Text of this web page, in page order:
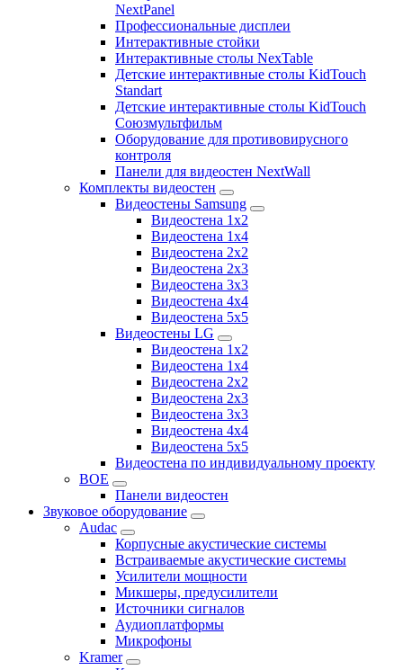
NextPanel
Профессиональные дисплеи
Интерактивные стойки
Интерактивные столы NexTable
Детские интерактивные столы KidTouch
Standart
Детские интерактивные столы KidTouch
Союзмультфильм
Оборудование для противовирусного
контроля
Панели для видеостен NextWall
Комплекты видеостен
Видеостены Samsung
Видеостена 1x2
Видеостена 1x4
Видеостена 2x2
Видеостена 2х3
Видеостена 3x3
Видеостена 4x4
Видеостена 5x5
Видеостены LG
Видеостена 1x2
Видеостена 1x4
Видеостена 2x2
Видеостена 2x3
Видеостена 3x3
Видеостена 4x4
Видеостена 5x5
Видеостена по индивидуальному проекту
BOE
Панели видеостен
Звуковое оборудование
Audac
Корпусные акустические системы
Встраиваемые акустические системы
Усилители мощности
Микшеры, предусилители
Источники сигналов
Аудиоплатформы
Микрофоны
Kramer